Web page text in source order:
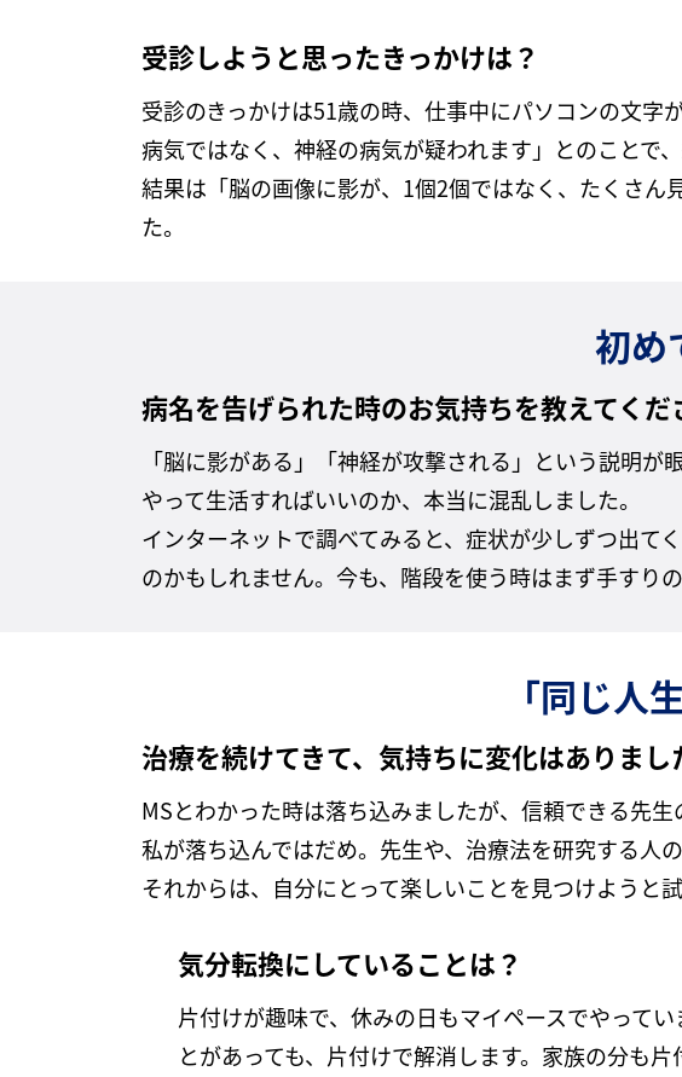
受診しようと思ったきっかけは？
受診のきっかけは51歳の時、仕事中にパソコンの文字
病気ではなく、神経の病気が疑われます」とのことで
結果は「脳の画像に影が、1個2個ではなく、たくさん
た。
初め
病名を告げられた時のお気持ちを教えてくだ
「脳に影がある」「神経が攻撃される」という説明
やって生活すればいいのか、本当に混乱しました。
インターネットで調べてみると、症状が少しずつ出て
のかもしれません。今も、階段を使う時はまず手すり
「同じ人
治療を続けてきて、気持ちに変化はありまし
MSとわかった時は落ち込みましたが、信頼できる先
私が落ち込んではだめ。先生や、治療法を研究する人
それからは、自分にとって楽しいことを見つけようと
気分転換にしていることは？
片付けが趣味で、休みの日もマイペースでやって
とがあっても、片付けで解消します。家族の分も